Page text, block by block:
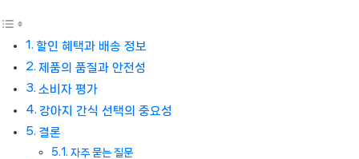
할인 혜택과 배송 정보
제품의 품질과 안전성
소비자 평가
강아지 간식 선택의 중요성
결론
자주 묻는 질문